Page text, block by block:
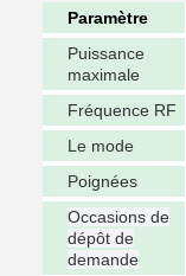
Paramètre
Puissance
maximale
Fréquence RF
Le mode
Poignées
Occasions de
dépôt de
demande